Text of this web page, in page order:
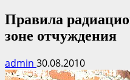
Правила
зоне отчуждения
admin 30.08.2010